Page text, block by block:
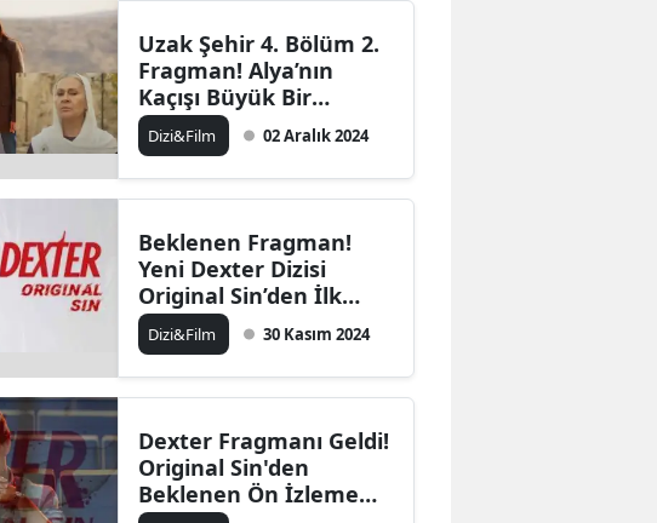
Manisa
Kahramanmaraş
Mardin
Muş
Nevşehir
Niğde
Rize
Sakarya
Uzak Şehir 4. Bölüm 2.
Fragman! Alya’nın
Kaçışı Büyük Bir
Mücadeleye
Dönüşüyor
Dizi&Film 02 Aralık 2024
Beklenen Fragman!
Yeni Dexter Dizisi
Original Sin’den İlk
Fragman Yayınlandı
Dizi&Film 30 Kasım 2024
Dexter Fragmanı Geldi!
Original Sin'den
Beklenen Ön İzleme